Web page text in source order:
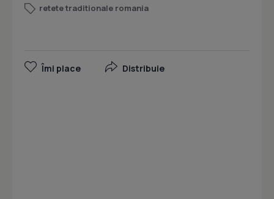
retete traditionale romania
Îmi place Distribuie